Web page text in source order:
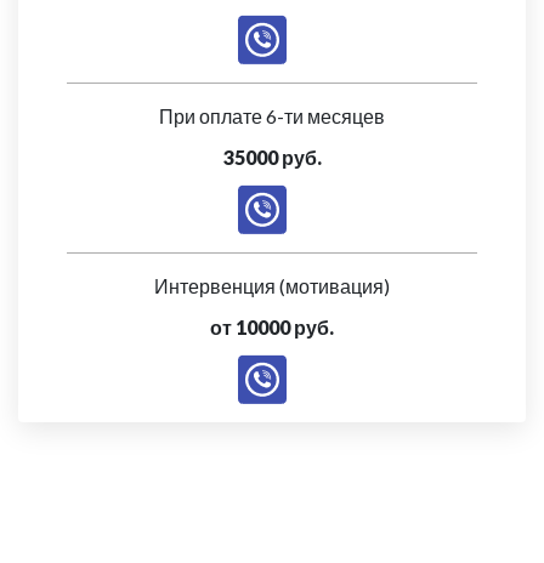
При оплате 6-ти месяцев
35000 руб.
Интервенция (мотивация)
от 10000 руб.